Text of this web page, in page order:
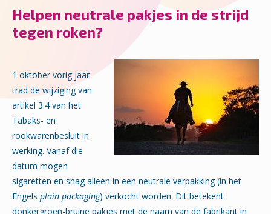
Helpen neutrale pakjes in de strijd
tegen roken?
1 oktober vorig jaar
trad de wijziging van
artikel 3.4 van het
Tabaks- en
rookwarenbesluit in
werking. Vanaf die
datum mogen
sigaretten en shag alleen in een neutrale verpakking (in het
Engels plain packaging) verkocht worden. Dit betekent
donkergroen-bruine pakjes met de naam van de fabrikant in